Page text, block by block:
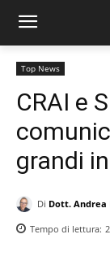
Top News
CRAI e
grandi
Di Dott. Andrea
Tempo di lettura: 2